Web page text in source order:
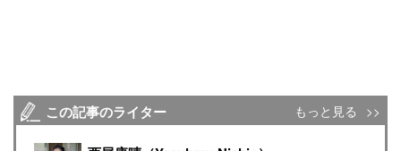
この記事のライター もっと見る